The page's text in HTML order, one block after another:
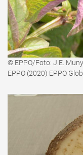
© EPPO/Foto: J.E.
EPPO (2020) EPPO